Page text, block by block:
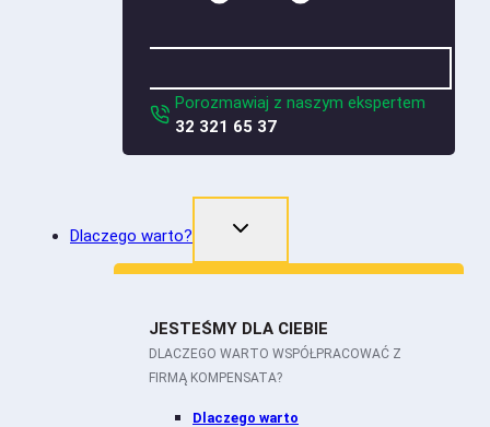
Porozmawiaj z naszym ekspertem
32 321 65 37
Dlaczego warto?
JESTEŚMY DLA CIEBIE
DLACZEGO WARTO WSPÓŁPRACOWAĆ Z
FIRMĄ KOMPENSATA?
Dlaczego warto